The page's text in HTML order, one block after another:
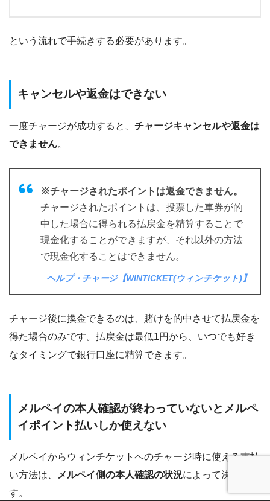
という流れで手続きする必要があります。
キャンセルや返金はできない
一度チャージが成功すると、 チャージキャンセルや返金は
できません。
※チャージされたポイントは返金できません。
チャージされたポイントは、投票した車券が的
中した場合に得られる払戻金を精算することで
現金化することができますが、それ以外の方法
で現金化することはできません。
ヘルプ・チャージ【WINTICKET(ウィンチケット)】
チャージ後に換金できるのは、賭けを的中させて払戻金を
得た場合のみです。払戻金は最低1円から、いつでも好き
なタイミングで銀行口座に精算できます。
メルペイの本人確認が終わっていないとメルペ
イポイント払いしか使えない
メルペイからウィンチケットへのチャージ時に使える支払
い方法は、
メルペイ側の本人確認の状況によって決まりま
す。